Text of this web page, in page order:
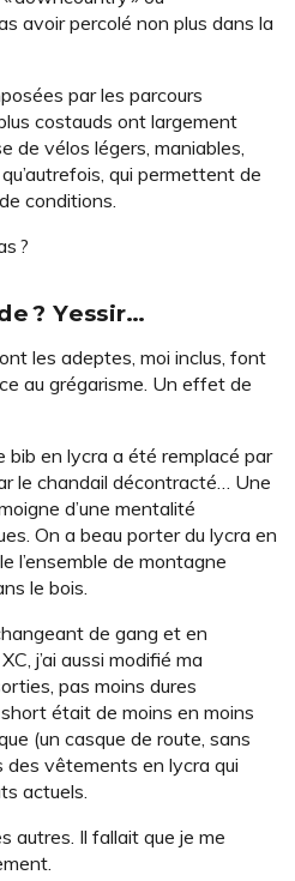
avoir percolé non plus dans la
par les parcours
costauds ont largement
de vélos légers, maniables,
qui permettent de
conditions.
?
? Yessir…
les adeptes, moi inclus, font
au grégarisme. Un effet de
bib en lycra a été remplacé par
le chandail décontracté… Une
d’une mentalité
On a beau porter du lycra en
l’ensemble de montagne
le bois.
de gang et en
j’ai aussi modifié ma
pas moins dures
était de moins en moins
(un casque de route, sans
vêtements en lycra qui
actuels.
autres. Il fallait que je me